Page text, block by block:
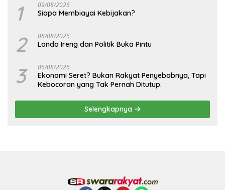
1 09/08/2026
Siapa Membiayai Kebijakan?
2 08/08/2026
Londo Ireng dan Politik Buka Pintu
3 06/08/2026
Ekonomi Seret? Bukan Rakyat Penyebabnya, Tapi
Kebocoran yang Tak Pernah Ditutup.
Selengkapnya